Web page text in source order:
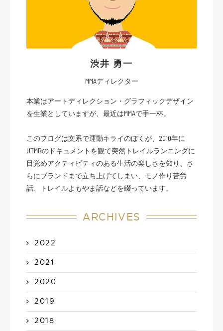
渋井 勇一
MMAディレクター
本業はアートディレクション・グラフィックデザイン
を生業としていますが、最近はMMAで手一杯。
このブログは文系で運動キライのぼくが、2010年に
UTMBのドキュメントを観て突然トレイルランニングに
目覚めアクティビティのある生活の楽しさを知り、さ
らにブランドまで立ち上げてしまい、モノ作り苦労
話、トレイルよもやま話などを綴っています。
ARCHIVES
2022
2021
2020
2019
2018